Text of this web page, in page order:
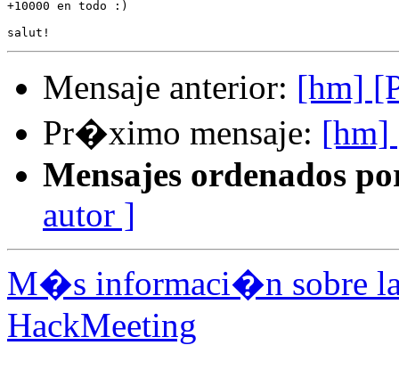
+10000 en todo :)
Mensaje anterior: [hm]
Pr�ximo mensaje: [hm]
Mensajes ordenados
autor ]
M�s informaci�n sobre
HackMeeting